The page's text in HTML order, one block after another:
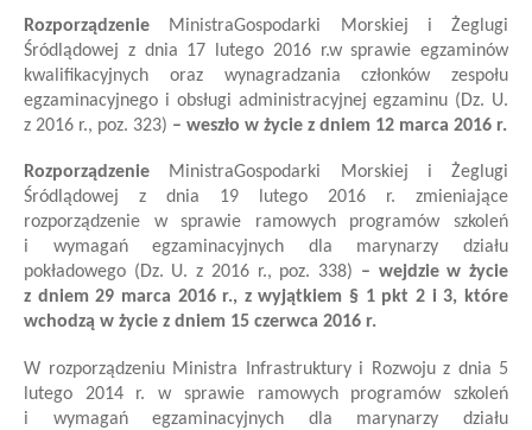
Rozporządzenie MinistraGospodarki Morskiej i Żeglugi
Śródlądowej z dnia 17 lutego 2016 r.w sprawie egzaminów
kwalifikacyjnych oraz wynagradzania członków zespołu
egzaminacyjnego i obsługi administracyjnej egzaminu (Dz. U.
z 2016 r., poz. 323) – weszło w życie z dniem 12 marca 2016 r.
Rozporządzenie MinistraGospodarki Morskiej i Żeglugi
Śródlądowej z dnia 19 lutego 2016 r. zmieniające
rozporządzenie w sprawie ramowych programów szkoleń
i wymagań egzaminacyjnych dla marynarzy działu
pokładowego (Dz. U. z 2016 r., poz. 338) – wejdzie w życie
z dniem 29 marca 2016 r., z wyjątkiem § 1 pkt 2 i 3, które
wchodzą w życie z dniem 15 czerwca 2016 r.
W rozporządzeniu Ministra Infrastruktury i Rozwoju z dnia 5
lutego 2014 r. w sprawie ramowych programów szkoleń
i wymagań egzaminacyjnych dla marynarzy działu